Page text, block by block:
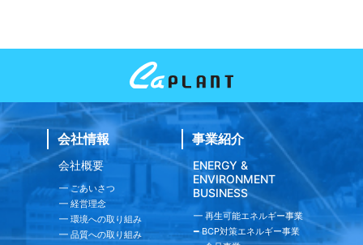
品質への取り組み
食品事業
会社情報
会社概要
━ ごあいさつ
━ 経営理念
━ 環境への取り組み
━ 品質への取り組み
事業紹介
ENERGY &
ENVIRONMENT
BUSINESS
━ 再生可能エネルギー事業
━ BCP対策エネルギー事業